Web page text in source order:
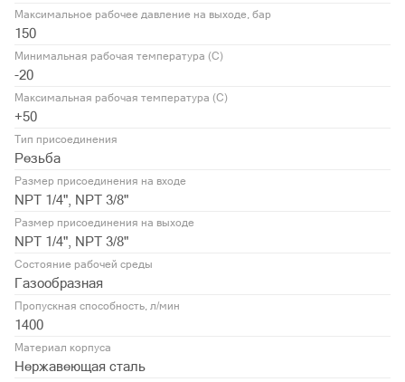
Максимальное рабочее давление на выходе, бар
150
Минимальная рабочая температура (С)
-20
Максимальная рабочая температура (С)
+50
Тип присоединения
Резьба
Размер присоединения на входе
NPT 1/4", NPT 3/8"
Размер присоединения на выходе
NPT 1/4", NPT 3/8"
Состояние рабочей среды
Газообразная
Пропускная способность, л/мин
1400
Материал корпуса
Нержавеющая сталь